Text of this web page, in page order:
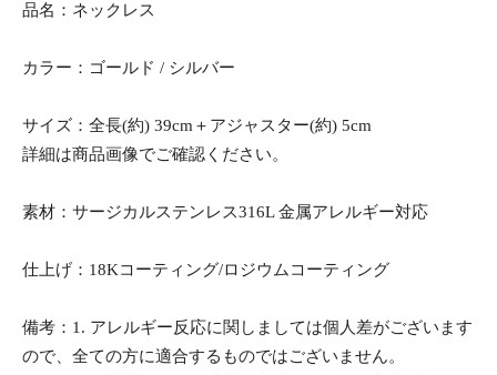
品名：ネックレス
カラー：ゴールド / シルバー
サイズ：全長(約) 39cm＋アジャスター(約) 5cm
詳細は商品画像でご確認ください。
素材：サージカルステンレス316L 金属アレルギー対応
仕上げ：18Kコーティング/ロジウムコーティング
備考：1. アレルギー反応に関しましては個人差がございます
ので、全ての方に適合するものではございません。